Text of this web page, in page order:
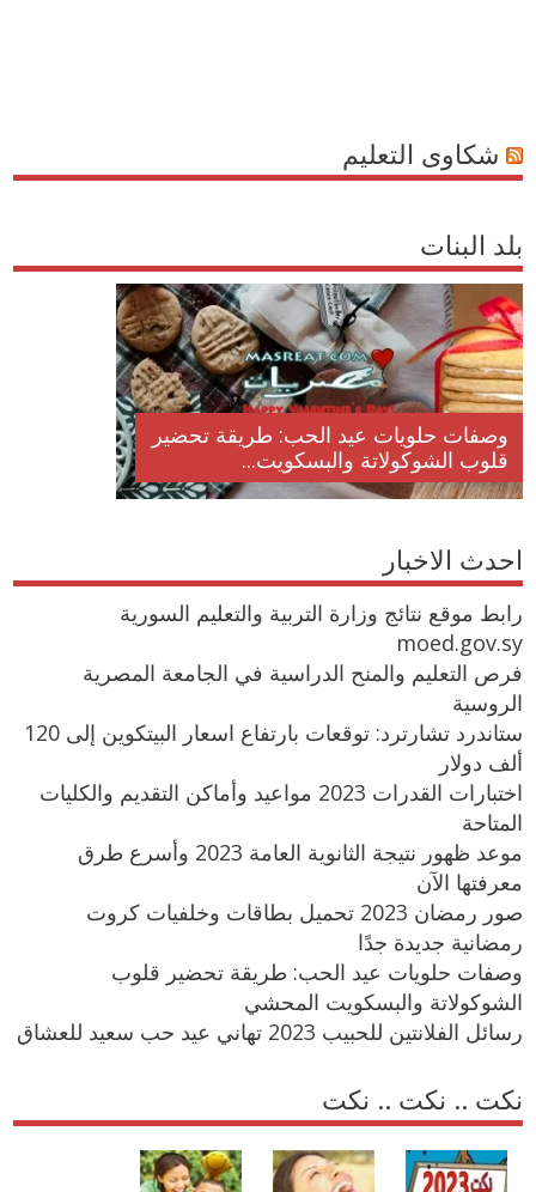
شكاوى التعليم
بلد البنات
وصفات حلويات عيد الحب: طريقة تحضير
قلوب الشوكولاتة والبسكويت...
احدث الاخبار
رابط موقع نتائج وزارة التربية والتعليم السورية
moed.gov.sy
فرص التعليم والمنح الدراسية في الجامعة المصرية
الروسية
ستاندرد تشارترد: توقعات بارتفاع اسعار البيتكوين إلى 120
ألف دولار
اختبارات القدرات 2023 مواعيد وأماكن التقديم والكليات
المتاحة
موعد ظهور نتيجة الثانوية العامة 2023 وأسرع طرق
معرفتها الآن
صور رمضان 2023 تحميل بطاقات وخلفيات كروت
رمضانية جديدة جدًا
وصفات حلويات عيد الحب: طريقة تحضير قلوب
الشوكولاتة والبسكويت المحشي
رسائل الفلانتين للحبيب 2023 تهاني عيد حب سعيد للعشاق
نكت .. نكت .. نكت